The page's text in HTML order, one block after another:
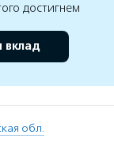
достигнем
вклад
обл.